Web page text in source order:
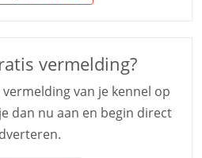
vermelding?
van je kennel op
dan nu aan en begin direct